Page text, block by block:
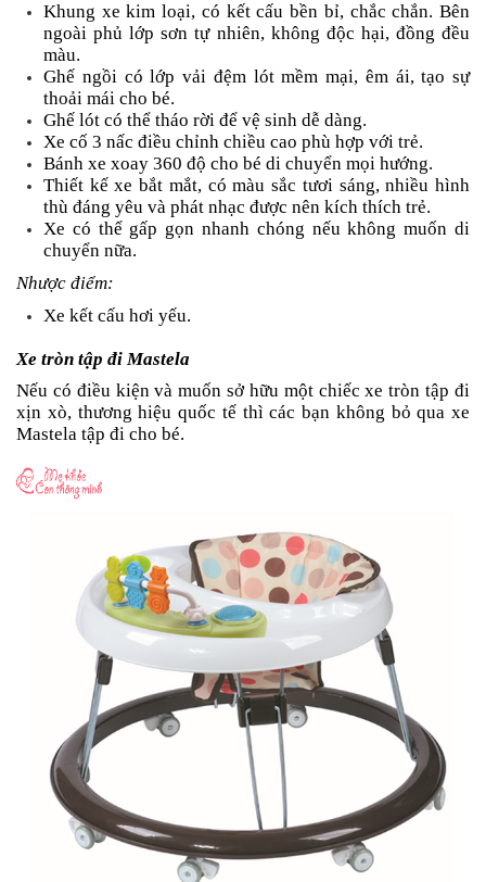
Khung xe kim loại, có kết cấu bền bỉ, chắc chắn. Bên
ngoài phủ lớp sơn tự nhiên, không độc hại, đồng đều
màu.
Ghế ngồi có lớp vải đệm lót mềm mại, êm ái, tạo sự
thoải mái cho bé.
Ghế lót có thể tháo rời để vệ sinh dễ dàng.
Xe cố 3 nấc điều chỉnh chiều cao phù hợp với trẻ.
Bánh xe xoay 360 độ cho bé di chuyển mọi hướng.
Thiết kế xe bắt mắt, có màu sắc tươi sáng, nhiều hình
thù đáng yêu và phát nhạc được nên kích thích trẻ.
Xe có thể gấp gọn nhanh chóng nếu không muốn di
chuyển nữa.
Nhược điểm:
Xe kết cấu hơi yếu.
Xe tròn tập đi Mastela
Nếu có điều kiện và muốn sở hữu một chiếc xe tròn tập đi
xịn xò, thương hiệu quốc tế thì các bạn không bỏ qua xe
Mastela tập đi cho bé.